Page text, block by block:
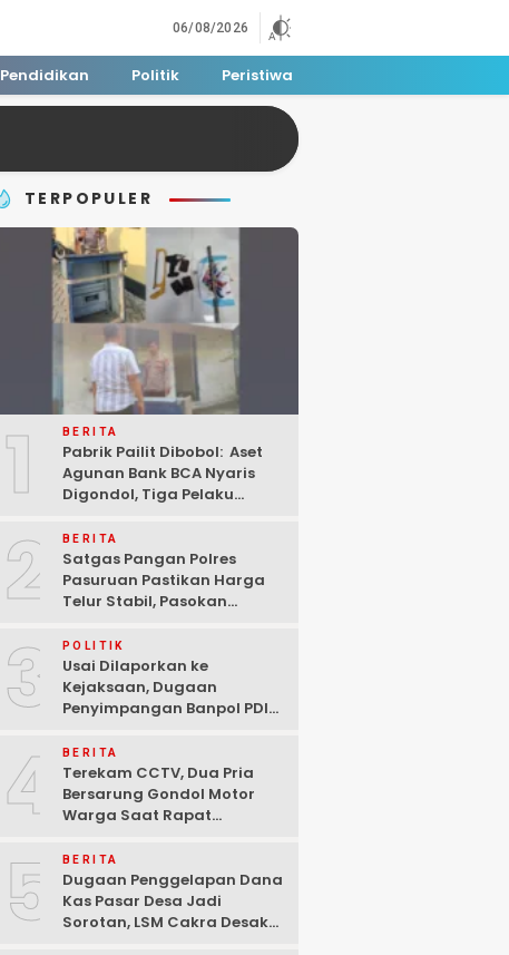
06/08/2026
Pendidikan Politik Peristiwa
TERPOPULER
1 BERITA
Pabrik Pailit Dibobol: Aset
Agunan Bank BCA Nyaris
Digondol, Tiga Pelaku
Pasuruan
2 BERITA
Satgas Pangan Polres
Pasuruan Pastikan Harga
Telur Stabil, Pasokan
Kekhawatiran Fluktuasi
3 POLITIK
Usai Dilaporkan ke
Kejaksaan, Dugaan
Penyimpangan Banpol PDIP
Tuntas “6 Eks Ketua PAC
Cabut Laporan”
4 BERITA
Terekam CCTV, Dua Pria
Bersarung Gondol Motor
Warga Saat Rapat
5 BERITA
Dugaan Penggelapan Dana
Kas Pasar Desa Jadi
Sorotan, LSM Cakra Desak